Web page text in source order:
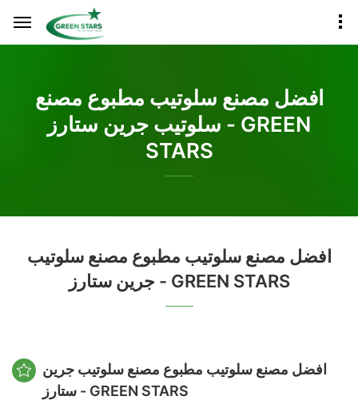
افضل مصنع سلوتيب مطبوع مصنع
سلوتيب جرين ستارز - GREEN
STARS
افضل مصنع سلوتيب مطبوع مصنع سلوتيب
جرين ستارز - GREEN STARS
افضل مصنع سلوتيب مطبوع مصنع سلوتيب جرين
ستارز - GREEN STARS